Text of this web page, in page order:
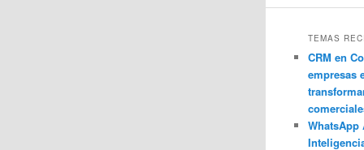
TEMAS
CRM en
empresas
WhatsApp